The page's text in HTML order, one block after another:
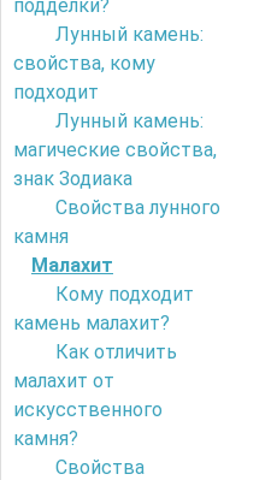
подделки?
Лунный камень:
свойства, кому
подходит
Лунный камень:
магические свойства,
знак Зодиака
Свойства лунного
камня
Малахит
Кому подходит
камень малахит?
Как отличить
малахит от
искусственного
камня?
Свойства